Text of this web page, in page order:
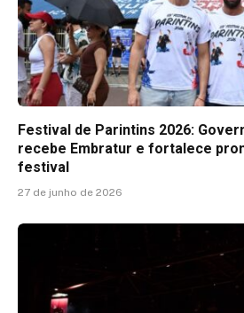
Festival de Parintins 2026:
recebe Embratur e fortalece
festival
27 de junho de 2026